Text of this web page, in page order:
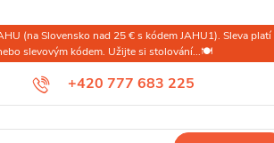
(na Slovensko nad 25 € s kódem JAHU1). Sleva
slevovým kódem. Užijte si stolování...🍽️
+420 777 683 225
Doprava a platba Slovensko a svět